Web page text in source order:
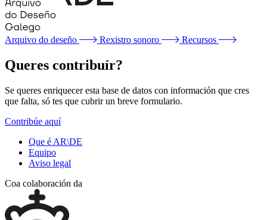
Arquivo do deseño Rexistro sonoro Recursos
Queres contribuír?
Se queres enriquecer esta base de datos con información que cres
que falta, só tes que cubrir un breve formulario.
Contribúe aquí
Que é AR\DE
Equipo
Aviso legal
Coa colaboración da